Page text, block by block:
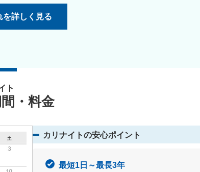
を詳しく見る
ト
・料金
カリナイトの安心ポイント
最短1日～最長3年